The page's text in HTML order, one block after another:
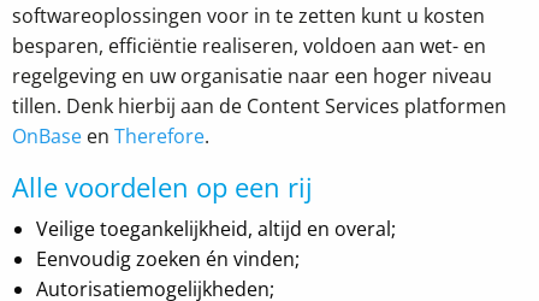
softwareoplossingen voor in te zetten kunt u kosten
besparen, efficiëntie realiseren, voldoen aan wet- en
regelgeving en uw organisatie naar een hoger niveau
tillen. Denk hierbij aan de Content Services platformen
OnBase en Therefore.
Alle voordelen op een rij
Veilige toegankelijkheid, altijd en overal;
Eenvoudig zoeken én vinden;
Autorisatiemogelijkheden;